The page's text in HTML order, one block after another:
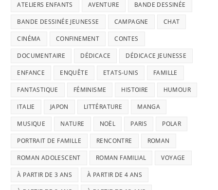
ATELIERS ENFANTS AVENTURE BANDE DESSINÉE
BANDE DESSINÉE JEUNESSE CAMPAGNE CHAT
CINÉMA CONFINEMENT CONTES
DOCUMENTAIRE DÉDICACE DÉDICACE JEUNESSE
ENFANCE ENQUÊTE ETATS-UNIS FAMILLE
FANTASTIQUE FÉMINISME HISTOIRE HUMOUR
ITALIE JAPON LITTÉRATURE MANGA
MUSIQUE NATURE NOËL PARIS POLAR
PORTRAIT DE FAMILLE RENCONTRE ROMAN
ROMAN ADOLESCENT ROMAN FAMILIAL VOYAGE
À PARTIR DE 3 ANS À PARTIR DE 4 ANS